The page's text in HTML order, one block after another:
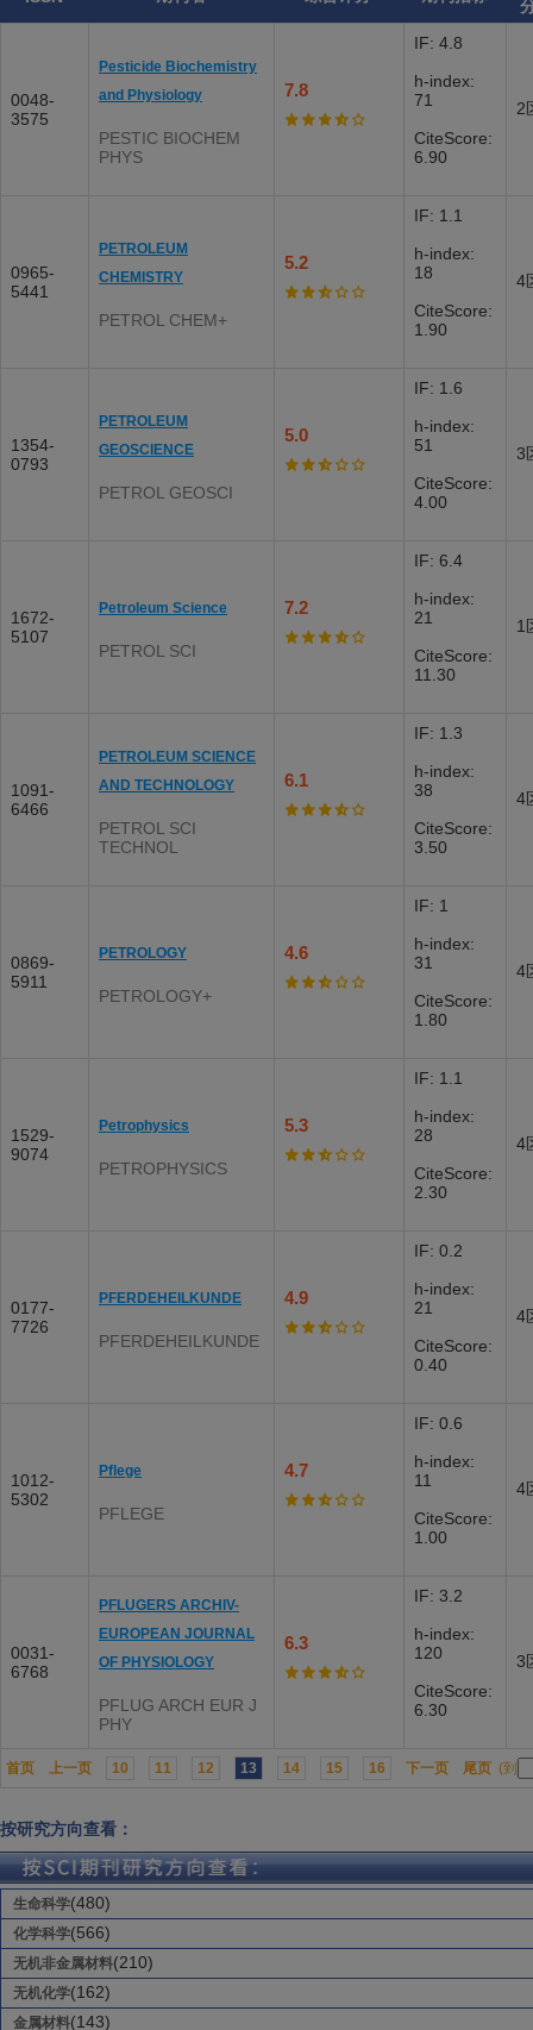
0048-
3575
Pesticide Biochemistry
and Physiology
PESTIC BIOCHEM
PHYS
7.8
IF: 4.8
h-index:
71
CiteScore:
6.90
2
0965-
5441
PETROLEUM
CHEMISTRY
PETROL CHEM+
5.2
IF: 1.1
h-index:
18
CiteScore:
1.90
4
1354-
0793
PETROLEUM
GEOSCIENCE
PETROL GEOSCI
5.0
IF: 1.6
h-index:
51
CiteScore:
4.00
3
1672-
5107
Petroleum Science
PETROL SCI
7.2
IF: 6.4
h-index:
21
CiteScore:
11.30
1
1091-
6466
PETROLEUM SCIENCE
AND TECHNOLOGY
PETROL SCI
TECHNOL
6.1
IF: 1.3
h-index:
38
CiteScore:
3.50
4
0869-
5911
PETROLOGY
PETROLOGY+
4.6
IF: 1
h-index:
31
CiteScore:
1.80
4
1529-
9074
Petrophysics
PETROPHYSICS
5.3
IF: 1.1
h-index:
28
CiteScore:
2.30
4
0177-
7726
PFERDEHEILKUNDE
PFERDEHEILKUNDE
4.9
IF: 0.2
h-index:
21
CiteScore:
0.40
4
1012-
5302
Pflege
PFLEGE
4.7
IF: 0.6
h-index:
11
CiteScore:
1.00
4
0031-
6768
PFLUGERS ARCHIV-
EUROPEAN JOURNAL
OF PHYSIOLOGY
PFLUG ARCH EUR J
PHY
6.3
IF: 3.2
h-index:
120
CiteScore:
6.30
3
首页 上一页 10 11 12 13 14 15 16 下一页 尾页 (到
按研究方向查看：
生命科学(480)
化学科学(566)
无机非金属材料(210)
无机化学(162)
金属材料(143)